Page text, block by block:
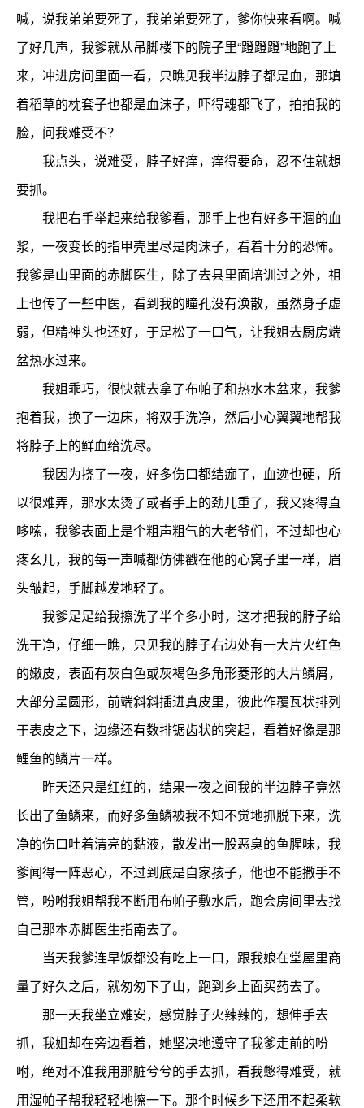
喊，说我弟弟要死了，我弟弟要死了，爹你快来看啊。喊
了好几声，我爹就从吊脚楼下的院子里“蹬蹬蹬”地跑了上
来，冲进房间里面一看，只瞧见我半边脖子都是血，那填
着稻草的枕套子也都是血沫子，吓得魂都飞了，拍拍我的
脸，问我难受不？
我点头，说难受，脖子好痒，痒得要命，忍不住就想
要抓。
我把右手举起来给我爹看，那手上也有好多干涸的血
浆，一夜变长的指甲壳里尽是肉沫子，看着十分的恐怖。
我爹是山里面的赤脚医生，除了去县里面培训过之外，祖
上也传了一些中医，看到我的瞳孔没有涣散，虽然身子虚
弱，但精神头也还好，于是松了一口气，让我姐去厨房端
盆热水过来。
我姐乖巧，很快就去拿了布帕子和热水木盆来，我爹
抱着我，换了一边床，将双手洗净，然后小心翼翼地帮我
将脖子上的鲜血给洗尽。
我因为挠了一夜，好多伤口都结痂了，血迹也硬，所
以很难弄，那水太烫了或者手上的劲儿重了，我又疼得直
哆嗦，我爹表面上是个粗声粗气的大老爷们，不过却也心
疼幺儿，我的每一声喊都仿佛戳在他的心窝子里一样，眉
头皱起，手脚越发地轻了。
我爹足足给我擦洗了半个多小时，这才把我的脖子给
洗干净，仔细一瞧，只见我的脖子右边处有一大片火红色
的嫩皮，表面有灰白色或灰褐色多角形菱形的大片鳞屑，
大部分呈圆形，前端斜斜插进真皮里，彼此作覆瓦状排列
于表皮之下，边缘还有数排锯齿状的突起，看着好像是那
鲤鱼的鳞片一样。
昨天还只是红红的，结果一夜之间我的半边脖子竟然
长出了鱼鳞来，而好多鱼鳞被我不知不觉地抓脱下来，洗
净的伤口吐着清亮的黏液，散发出一股恶臭的鱼腥味，我
爹闻得一阵恶心，不过到底是自家孩子，他也不能撒手不
管，吩咐我姐帮我不断用布帕子敷水后，跑会房间里去找
自己那本赤脚医生指南去了。
当天我爹连早饭都没有吃上一口，跟我娘在堂屋里商
量了好久之后，就匆匆下了山，跑到乡上面买药去了。
那一天我坐立难安，感觉脖子火辣辣的，想伸手去
抓，我姐却在旁边看着，她坚决地遵守了我爹走前的吩
咐，绝对不准我用那脏兮兮的手去抓，看我憋得难受，就
用湿帕子帮我轻轻地擦一下。那个时候乡下还用不起柔软